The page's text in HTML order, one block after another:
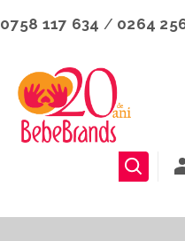
0758 117 634 / 0264